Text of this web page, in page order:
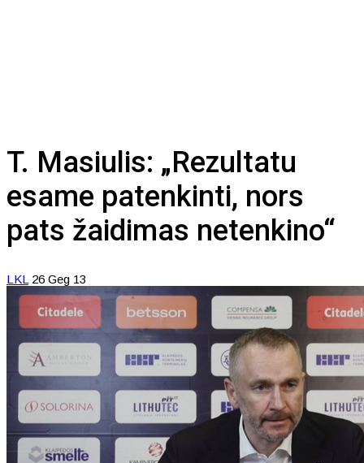
T. Masiulis: „Rezultatu
esame patenkinti, nors
pats žaidimas netenkino“
LKL 26 Geg 13